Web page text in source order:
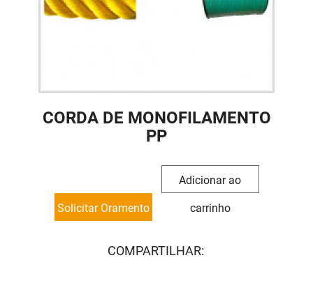
CORDA DE MONOFILAMENTO
PP
Solicitar Oramento
Adicionar ao
carrinho
COMPARTILHAR: